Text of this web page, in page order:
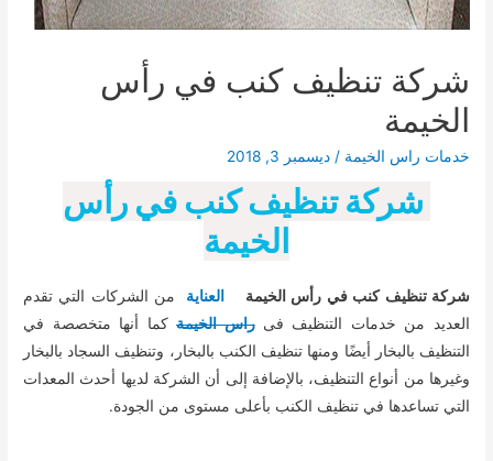
شركة تنظيف كنب في رأس
الخيمة
خدمات راس الخيمة /ديسمبر 3, 2018
شركة تنظيف كنب في رأس
الخيمة
شركة تنظيف كنب في رأس الخيمة العناية
من الشركات التي تقدم
العديد من خدمات التنظيف فىراس الخيمةكما أنها متخصصة في
التنظيف بالبخار أيضًا ومنها تنظيف الكنب بالبخار، وتنظيف السجاد بالبخار
وغيرها من أنواع التنظيف، بالإضافة إلى أن الشركة لديها أحدث المعدات
التي تساعدها في تنظيف الكنب بأعلى مستوى من الجودة.